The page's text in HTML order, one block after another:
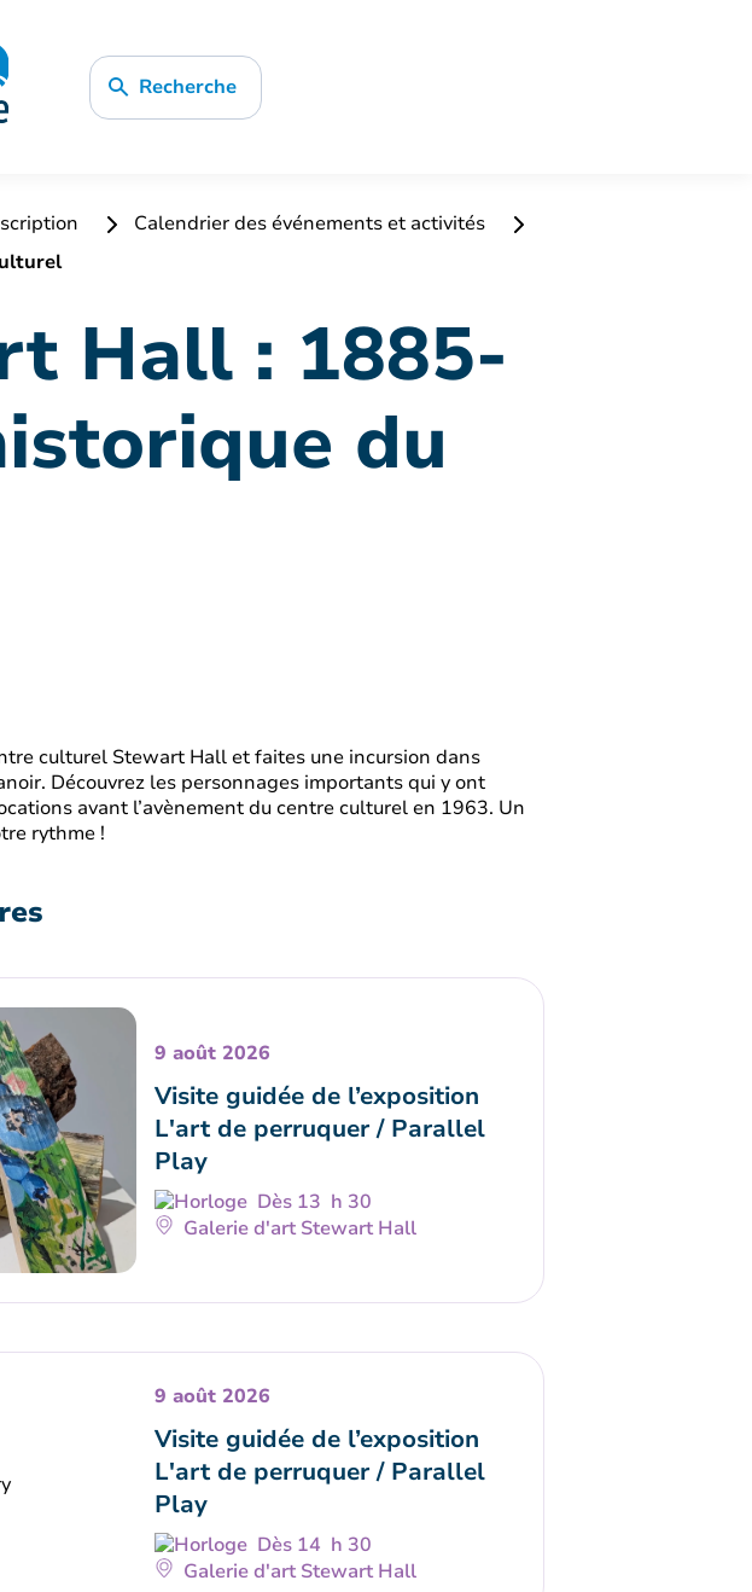
Recherche
Calendrier des événements et activités
Hall : 1885-
du
culturel Stewart Hall et faites une incursion dans
Découvrez les personnages importants qui y ont
avant l’avènement du centre culturel en 1963. Un
rythme !
9 août 2026
Visite guidée de l’exposition
L'art de perruquer / Parallel
Play
Dès 13 h 30
Galerie d'art Stewart Hall
9 août 2026
Visite guidée de l’exposition
L'art de perruquer / Parallel
Play
Dès 14 h 30
Galerie d'art Stewart Hall